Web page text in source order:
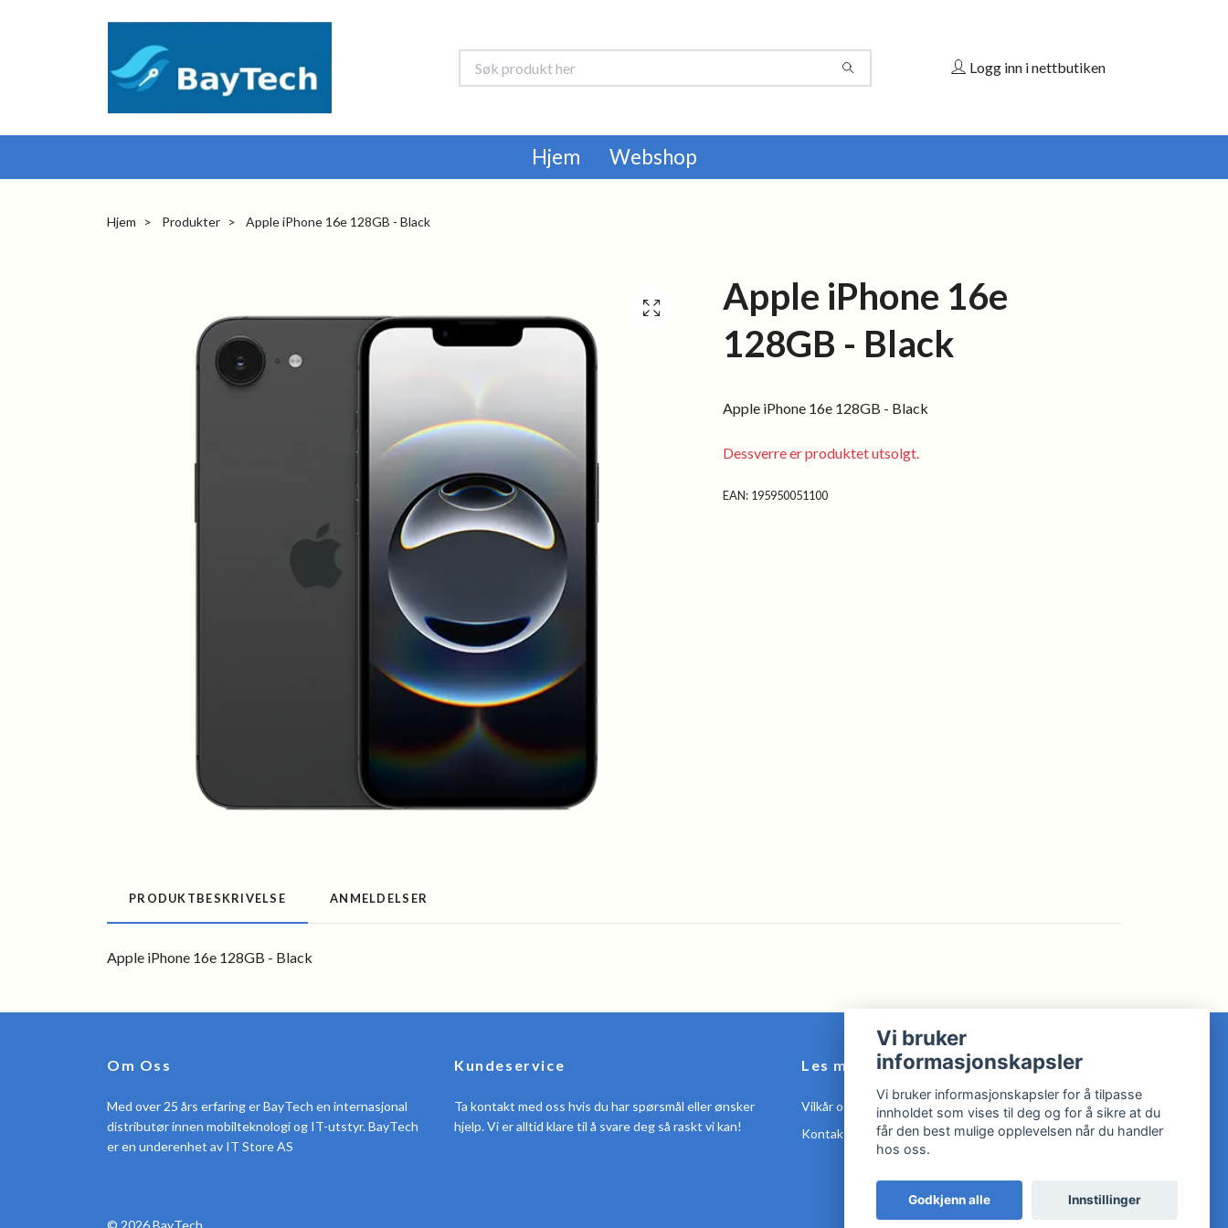
Logg inn i nettbutiken
Hjem Webshop
Hjem Produkter Apple iPhone 16e 128GB - Black
Apple iPhone 16e
128GB - Black
Apple iPhone 16e 128GB - Black
Dessverre er produktet utsolgt.
EAN: 195950051100
PRODUKTBESKRIVELSE ANMELDELSER
Apple iPhone 16e 128GB - Black
Om Oss
Med over 25 års erfaring er BayTech en internasjonal
distributør innen mobilteknologi og IT-utstyr. BayTech
er en underenhet av IT Store AS
Kundeservice
Ta kontakt med oss hvis du har spørsmål eller ønsker
hjelp. Vi er alltid klare til å svare deg så raskt vi kan!
Les mer
Vilkår og Betingelser
Kontakt oss
© 2026 BayTech
Vi bruker
informasjonskapsler
Vi bruker informasjonskapsler for å tilpasse
innholdet som vises til deg og for å sikre at du
får den best mulige opplevelsen når du handler
hos oss.
Godkjenn alle Innstillinger